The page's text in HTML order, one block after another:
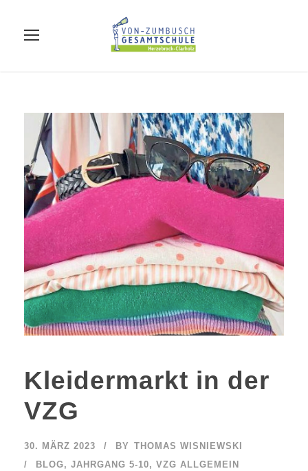
Kleidermarkt in der
VZG
30. MÄRZ 2023 BY THOMAS WISNIEWSKI
BLOG, JAHRGANG 5-10, VZG ALLGEMEIN